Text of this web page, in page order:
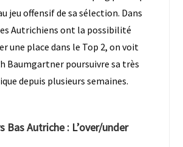
jeu offensif de sa sélection. Dans
Autrichiens ont la possibilité
une place dans le Top 2, on voit
Baumgartner poursuivre sa très
depuis plusieurs semaines.
Bas Autriche : L’over/under